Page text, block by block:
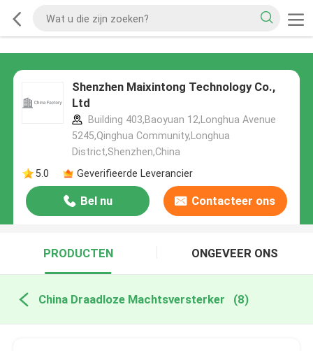
Shenzhen Maixintong Technology Co.,
Ltd
Building 403,Baoyuan 12,Longhua Avenue
5245,Qinghua Community,Longhua
District,Shenzhen,China
5.0
Geverifieerde Leverancier
Bel nu Contacteer ons
PRODUCTEN ONGEVEER ONS
China Draadloze Machtsversterker (8)